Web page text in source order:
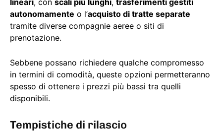
lineari, con scali più lunghi, trasferimenti gestiti
autonomamente o l’acquisto di tratte separate
tramite diverse compagnie aeree o siti di
prenotazione.
Sebbene possano richiedere qualche compromesso
in termini di comodità, queste opzioni permetteranno
spesso di ottenere i prezzi più bassi tra quelli
disponibili.
Tempistiche di rilascio